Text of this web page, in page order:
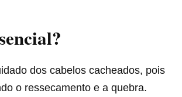
dos cabelos cacheados, pois
o ressecamento e a quebra.